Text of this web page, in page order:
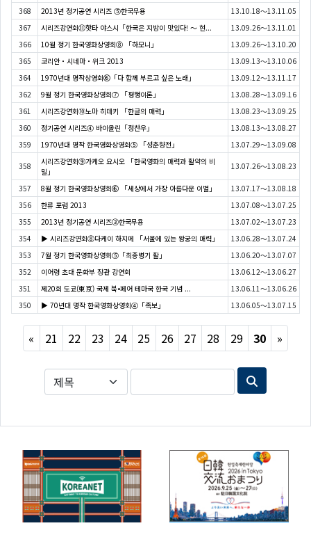
368
2013년 정기공연 시리즈 ⑤한국무용
13.10.18～13.11.05
367
시리즈강연회⑪핫타 야스시「한국은 지방이 맛있다! ～ 현...
13.09.26～13.11.01
366
10월 정기 한국영화상영회⑧ 「하모니」
13.09.26～13.10.20
365
코리안・시네마・위크 2013
13.09.13～13.10.06
364
1970년대 명작상영회⑥「다 함께 부르고 싶은 노래」
13.09.12～13.11.17
362
9월 정기 한국영화상영회⑦ 「평행이론」
13.08.28～13.09.16
361
시리즈강연회➉노마 히데키 「한글의 매력」
13.08.23～13.09.25
360
정기공연 시리즈④ 바이올린「정찬우」
13.08.13～13.08.27
359
1970년대 명작 한국영화상영회⑤ 「성춘향전」 13.07.29～13.09.08
358
시리즈강연회⑨가케오 요시오 「한국영화의 매력과 활약의 비
밀」
13.07.26～13.08.23
357 8월 정기 한국영화상영회⑥ 「세상에서 가장 아름다운 이별」
13.07.17～13.08.18
356
한류 포럼 2013
13.07.08～13.07.25
355
2013년 정기공연 시리즈③한국무용
13.07.02～13.07.23
354
▶ 시리즈강연회⑧다케이 하지메 「서울에 있는 왕궁의 매력」
13.06.28～13.07.24
353
7월 정기 한국영화상영회⑤「최종병기 활」
13.06.20～13.07.07
352
이어령 초대 문화부 장관 강연회
13.06.12～13.06.27
351
제20회 도쿄(東京) 국제 북•페어 테마국 한국 기념 ...
13.06.11～13.06.26
350
▶ 70년대 명작 한국영화상영회④「족보」 13.06.05～13.07.15
« Previous
21 22 23 24 25 26 27 28 29 30 »Next